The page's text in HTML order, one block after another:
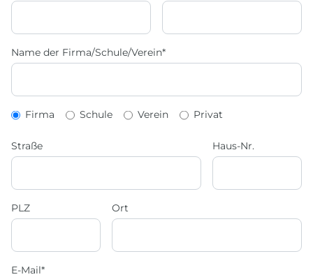
Name der Firma/Schule/Verein*
Firma Schule Verein Privat
Straße Haus-Nr.
PLZ Ort
E-Mail*
sicherstellen
vertragliche oder
handels- bzw.
Aufbewahrungsfristen
oder sonstige
anstelle einer